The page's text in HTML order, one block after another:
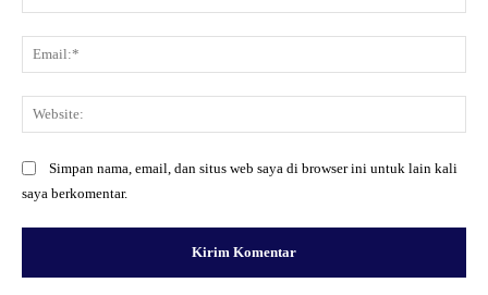
Simpan nama, email, dan situs web saya di browser ini untuk lain kali
saya berkomentar.